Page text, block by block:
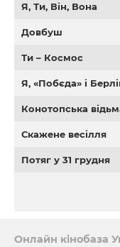
Я, Ти, Він, Вона
Довбуш
Ти – Космос
Я, «Побєда» і
Конотопська
Скажене весілля
Потяг у 31 грудня
Онлайн кінобаза